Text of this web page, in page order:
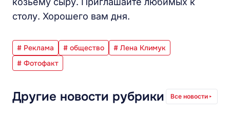
столу. Хорошего вам дня.
# Реклама # общество
# Лена Климук
# Фотофакт
Другие новости рубрики Все новости